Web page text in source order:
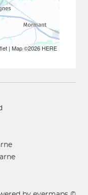
| Map ©2026 HERE